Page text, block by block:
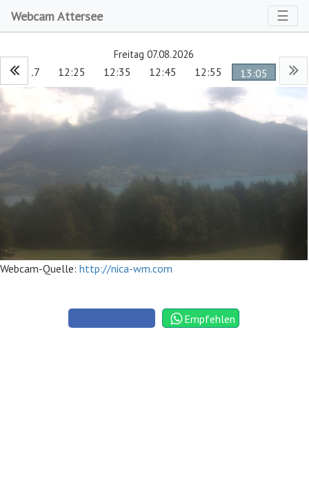
Webcam Attersee ☰
Freitag 07.08.2026
12:17 12:25 12:35 12:45 12:55 13:05
Webcam-Quelle: http://nica-wm.com
Empfehlen